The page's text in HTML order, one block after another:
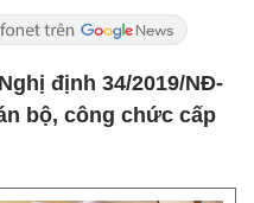
định 34/2019/NĐ-
bộ, công chức cấp